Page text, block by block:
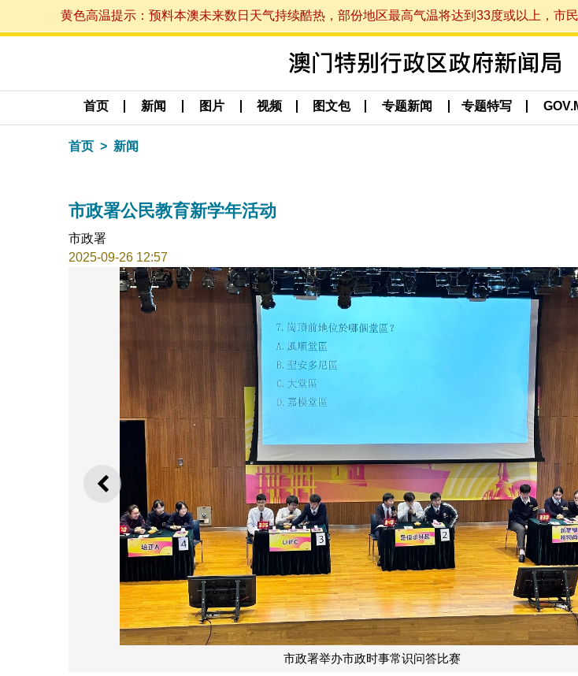
黄色高温提示：预料本澳未来数日天气持续酷热，部份地区最高气温将达到33度或以上，市
首页 新闻 图片 视频 图文包 专题新闻 专题特写
首页 新闻
市政署公民教育新学年活动
市政署
2025-09-26 12:57
上一则
市政署举办市政时事常识问答比赛